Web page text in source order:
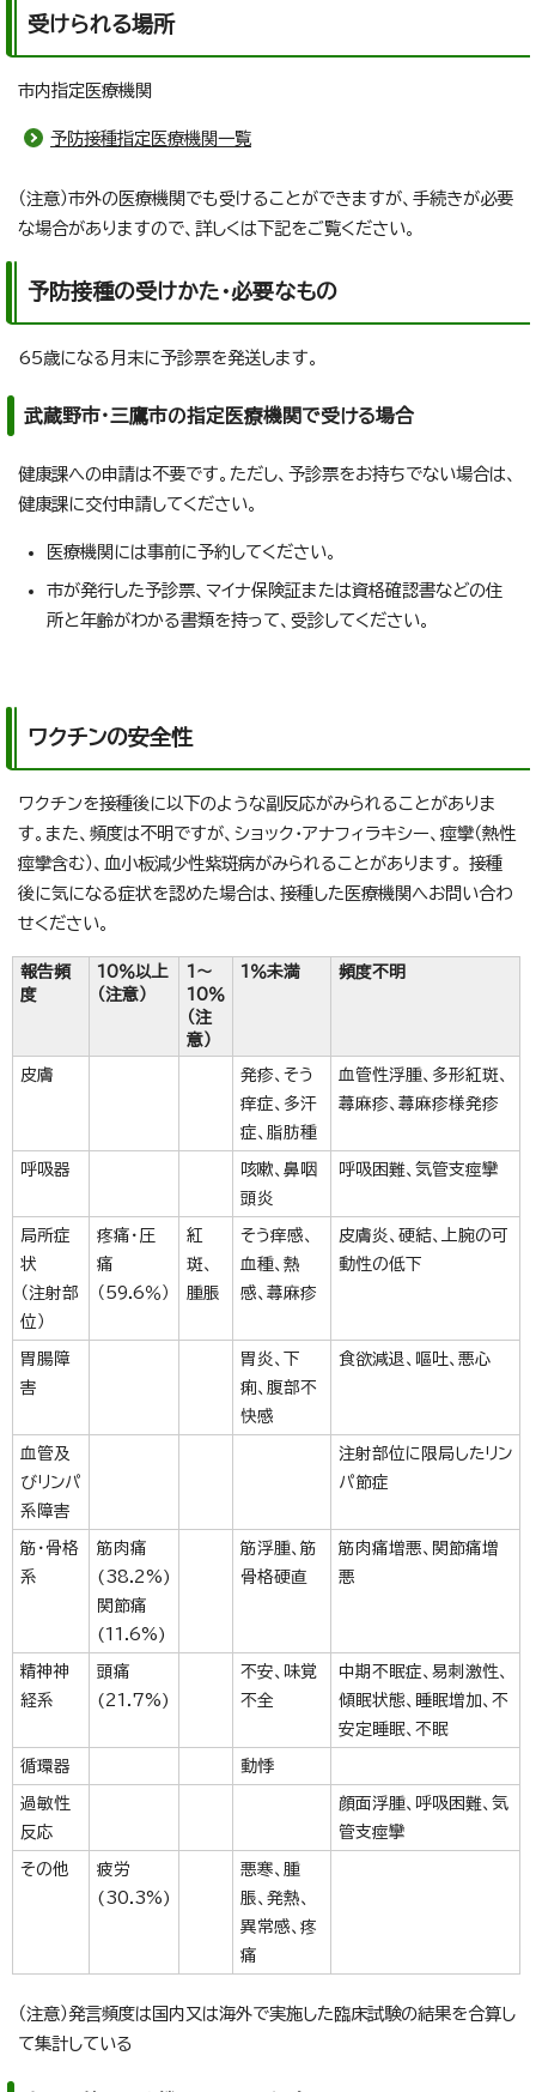
受けられる場所
市内指定医療機関
予防接種指定医療機関一覧
（注意）市外の医療機関でも受けることができますが、手続きが必要
な場合がありますので、詳しくは下記をご覧ください。
予防接種の受けかた・必要なもの
65歳になる月末に予診票を発送します。
武蔵野市・三鷹市の指定医療機関で受ける場合
健康課への申請は不要です。ただし、予診票をお持ちでない場合は、
健康課に交付申請してください。
医療機関には事前に予約してください。
市が発行した予診票、マイナ保険証または資格確認書などの住
所と年齢がわかる書類を持って、受診してください。
ワクチンの安全性
ワクチンを接種後に以下のような副反応がみられることがありま
す。また、頻度は不明ですが、ショック・アナフィラキシー、痙攣（熱性
痙攣含む）、血小板減少性紫斑病がみられることがあります。 接種
後に気になる症状を認めた場合は、接種した医療機関へお問い合わ
せください。
報告頻
度
10％以上
（注意）
1～
10％
（注
意）
1％未満 頻度不明
皮膚
発疹、そう
痒症、多汗
症、脂肪種
血管性浮腫、多形紅斑、
蕁麻疹、蕁麻疹様発疹
呼吸器
咳嗽、鼻咽
頭炎
呼吸困難、気管支痙攣
局所症
状
（注射部
位）
疼痛・圧
痛
（59.6％）
紅
斑、
腫脹
そう痒感、
血種、熱
感、蕁麻疹
皮膚炎、硬結、上腕の可
動性の低下
胃腸障
害
胃炎、下
痢、腹部不
快感
食欲減退、嘔吐、悪心
血管及
びリンパ
系障害
注射部位に限局したリン
パ節症
筋・骨格
系
筋肉痛
(38.2%)
関節痛
(11.6%)
筋浮腫、筋
骨格硬直
筋肉痛増悪、関節痛増
悪
精神神
経系
頭痛
(21.7%)
不安、味覚
不全
中期不眠症、易刺激性、
傾眠状態、睡眠増加、不
安定睡眠、不眠
循環器 動悸
過敏性
反応
顔面浮腫、呼吸困難、気
管支痙攣
その他
疲労
(30.3%)
悪寒、腫
脹、発熱、
異常感、疼
痛
（注意）発言頻度は国内又は海外で実施した臨床試験の結果を合算し
て集計している